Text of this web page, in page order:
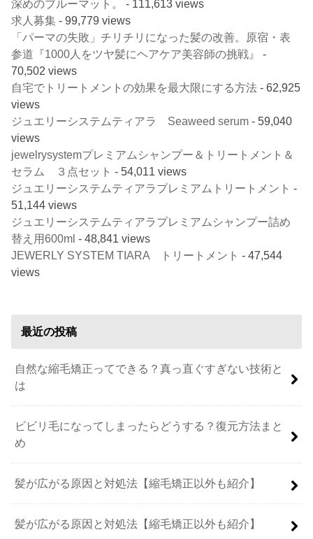
深めのブルーマット。
- 111,613 views
求人募集 - 99,779 views
「パーマの失敗」チリチリになった髪の改善。原宿・表
参道『1000人をツヤ髪にヘアケア美容師の挑戦』
-
70,502 views
自宅でトリートメントの効果を最大限にする方法 - 62,925
views
ジュエリーシステムティアラ Seaweed serum - 59,040
views
jewelrysystemプレミアムシャンプー＆トリートメント＆
セラム ３点セット - 54,011 views
ジュエリーシステムティアラプレミアムトリートメント -
51,144 views
ジュエリーシステムティアラプレミアムシャンプー詰め
替え用600ml - 48,841 views
JEWERLY SYSTEM TIARA トリートメント - 47,544
views
最近の投稿
自然な縮毛矯正ってできる？真っ直ぐすぎない技術と
は
ビビリ毛になってしまったらどうする？復元方法まと
め
髪が広がる原因と対処法【縮毛矯正以外も紹介】
髪が広がる原因と対処法【縮毛矯正以外も紹介】